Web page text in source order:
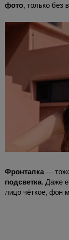
фото, только без
Фронталка —
подсветка. Даже
лицо чёткое, фон